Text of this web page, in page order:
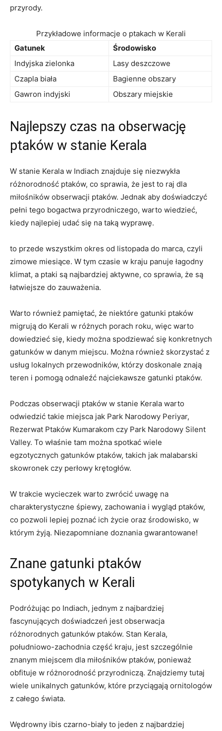
przyrody.
Przykładowe informacje o ptakach w Kerali
Gatunek
Środowisko
Indyjska zielonka
Lasy deszczowe
Czapla biała
Bagienne obszary
Gawron indyjski
Obszary miejskie
Najlepszy czas na obserwację
ptaków w stanie Kerala
W stanie Kerala w Indiach znajduje się niezwykła
różnorodność ptaków, co sprawia, że jest to raj dla
miłośników obserwacji ptaków. Jednak aby doświadczyć
pełni tego bogactwa przyrodniczego, warto wiedzieć,
kiedy najlepiej udać się na taką wyprawę.
to przede wszystkim okres od listopada do marca, czyli
zimowe miesiące. W tym czasie w kraju panuje łagodny
klimat, a ptaki są najbardziej aktywne, co sprawia, że są
łatwiejsze do zauważenia.
Warto również pamiętać, że niektóre gatunki ptaków
migrują do Kerali w różnych porach roku, więc warto
dowiedzieć się, kiedy można spodziewać się konkretnych
gatunków w danym miejscu. Można również skorzystać z
usług lokalnych przewodników, którzy doskonale znają
teren i pomogą odnaleźć najciekawsze gatunki ptaków.
Podczas obserwacji ptaków w stanie Kerala warto
odwiedzić takie miejsca jak Park Narodowy Periyar,
Rezerwat Ptaków Kumarakom czy Park Narodowy Silent
Valley. To właśnie tam można spotkać wiele
egzotycznych gatunków ptaków, takich jak malabarski
skowronek czy perłowy krętogłów.
W trakcie wycieczek warto zwrócić uwagę na
charakterystyczne śpiewy, zachowania i wygląd ptaków,
co pozwoli lepiej poznać ich życie oraz środowisko, w
którym żyją. Niezapomniane doznania gwarantowane!
Znane gatunki ptaków
spotykanych w Kerali
Podróżując po Indiach, jednym z najbardziej
fascynujących doświadczeń jest obserwacja
różnorodnych gatunków ptaków. Stan Kerala,
południowo-zachodnia część kraju, jest szczególnie
znanym miejscem dla miłośników ptaków, ponieważ
obfituje w różnorodność przyrodniczą. Znajdziemy tutaj
wiele unikalnych gatunków, które przyciągają ornitologów
z całego świata.
Wędrowny ibis czarno-biały to jeden z najbardziej